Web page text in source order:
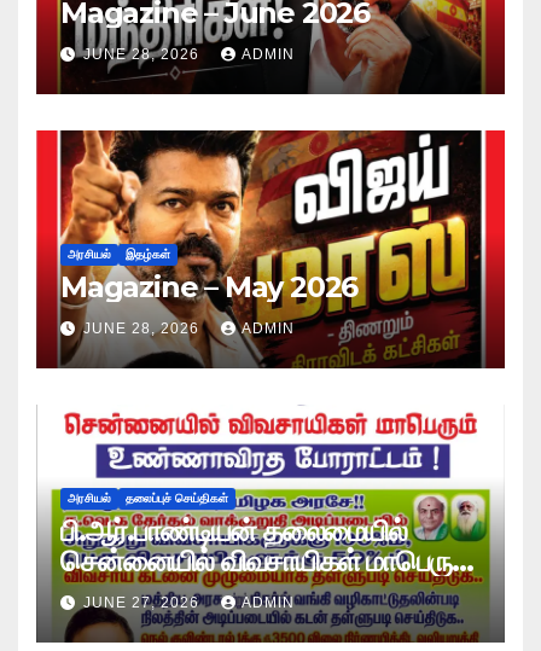
Magazine – June 2026
JUNE 28, 2026 ADMIN
அரசியல் இதழ்கள்
Magazine – May 2026
JUNE 28, 2026 ADMIN
அரசியல் தலைப்புச் செய்திகள்
பி.ஆர்.பாண்டியன் தலைமையில்
சென்னையில் விவசாயிகள் மாபெரும்
உண்ணாவிரத போராட்டம் !
JUNE 27, 2026 ADMIN